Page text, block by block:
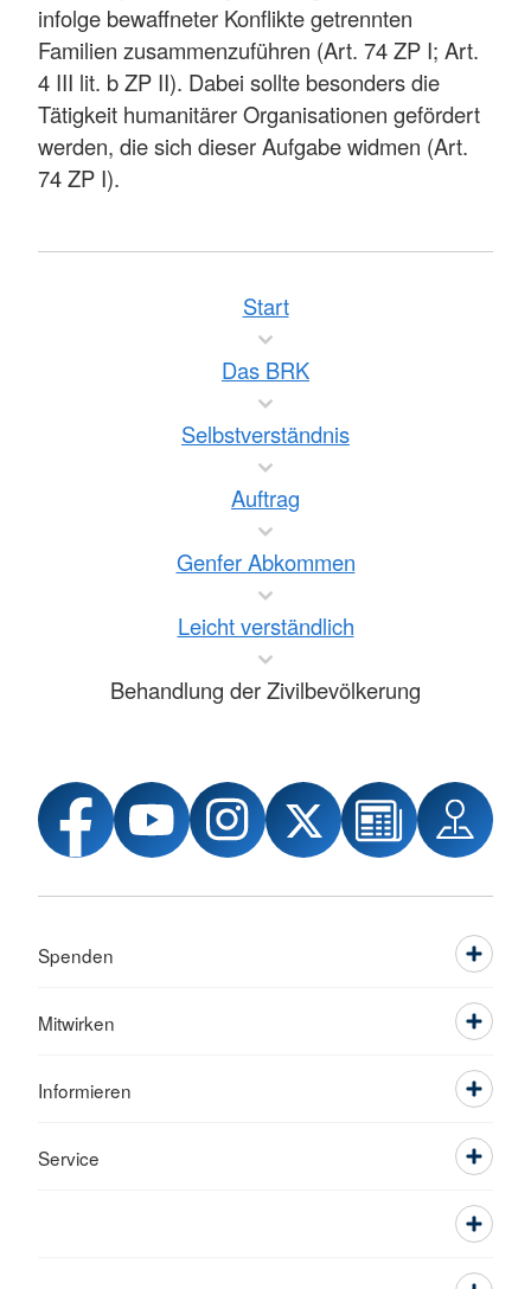
infolge bewaffneter Konflikte getrennten
Familien zusammenzuführen (Art. 74 ZP I; Art.
4 III lit. b ZP II). Dabei sollte besonders die
Tätigkeit humanitärer Organisationen gefördert
werden, die sich dieser Aufgabe widmen (Art.
74 ZP I).
Start
Das BRK
Selbstverständnis
Auftrag
Genfer Abkommen
Leicht verständlich
Behandlung der Zivilbevölkerung
Spenden
Mitwirken
Informieren
Service